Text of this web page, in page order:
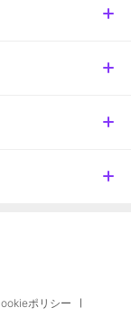
ポリシー